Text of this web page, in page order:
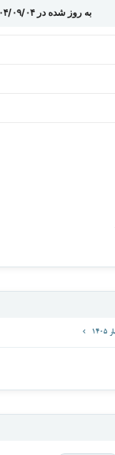
۱۴۰۵/۰۱/۲۰ — به روز شده در ۱۴۰۴/۰۹/۰۴